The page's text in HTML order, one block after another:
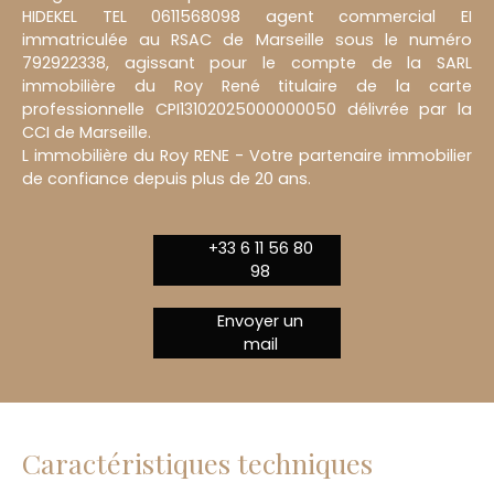
HIDEKEL TEL 0611568098 agent commercial EI
immatriculée au RSAC de Marseille sous le numéro
792922338, agissant pour le compte de la SARL
immobilière du Roy René titulaire de la carte
professionnelle CPI13102025000000050 délivrée par la
CCI de Marseille.
L immobilière du Roy RENE - Votre partenaire immobilier
de confiance depuis plus de 20 ans.
+33 6 11 56 80
98
Envoyer un
mail
Caractéristiques techniques